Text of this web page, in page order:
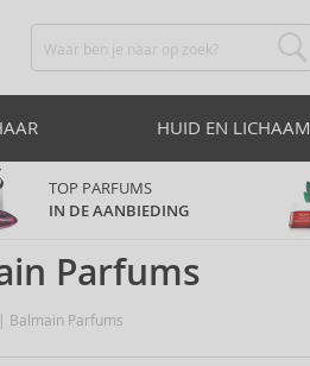
HUID EN LICHAAM
TOP PARFUMS
IN DE AANBIEDING
Parfums
Balmain Parfums